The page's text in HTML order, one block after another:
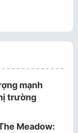
mạnh
trường
Meadow: